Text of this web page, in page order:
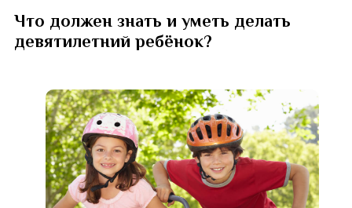
Что должен знать и уметь делать
девятилетний ребёнок?